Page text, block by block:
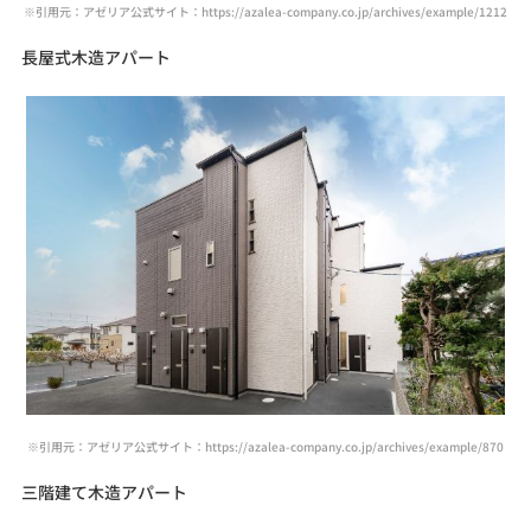
※引用元：アゼリア公式サイト：https://azalea-company.co.jp/archives/example/1212
長屋式木造アパート
※引用元：アゼリア公式サイト：https://azalea-company.co.jp/archives/example/870
三階建て木造アパート